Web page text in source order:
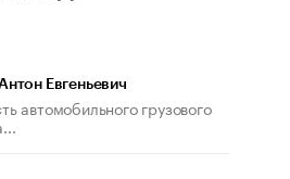
Евгеньевич
автомобильного грузового